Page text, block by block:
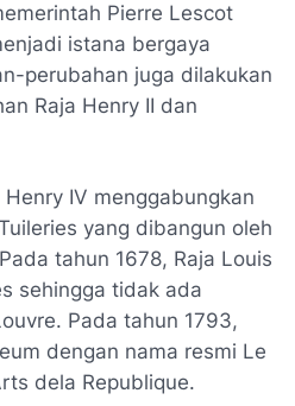
Pierre Lescot
istana bergaya
perubahan juga dilakukan
Raja Henry II dan
IV menggabungkan
yang dibangun oleh
tahun 1678, Raja Louis
sehingga tidak ada
Pada tahun 1793,
dengan nama resmi Le
dela Republique.